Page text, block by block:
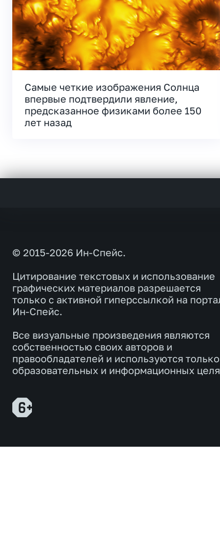
Самые четкие изображения Солнца
впервые подтвердили явление,
предсказанное физиками более 150
лет назад
© 2015-2026 Ин-Спейс.
Цитирование текстовых и использование
графических материалов разрешается
только с активной гиперссылкой на
Ин-Спейс.
Все визуальные произведения являются
собственностью своих авторов и
правообладателей и используются
образовательных и информационных